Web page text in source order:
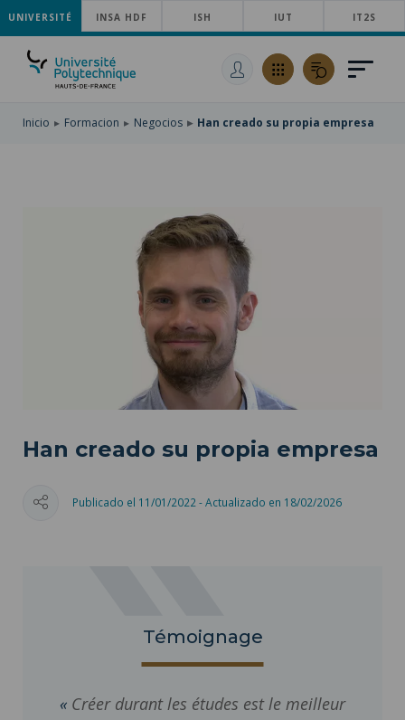
SKIP
TO
MAIN
NAVIGATION
PASAR
AL
CONTENIDO
SKIP
UNIVERSITÉ INSA HDF ISH IUT IT2S
Inicio Formacion Negocios Han creado su propia empresa
Han creado su propia empresa
Publicado el 11/01/2022 - Actualizado en 18/02/2026
Témoignage
Créer durant les études est le meilleur